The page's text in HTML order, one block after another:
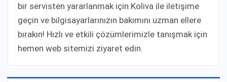
bir servisten yararlanmak için Koliva ile iletişime
geçin ve bilgisayarlarınızın bakımını uzman ellere
bırakın! Hızlı ve etkili çözümlerimizle tanışmak için
hemen web sitemizi ziyaret edin.